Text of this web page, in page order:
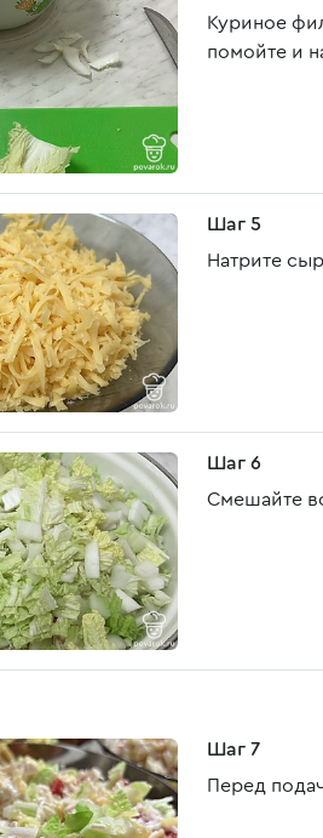
Куриное
помойте и
Шаг 5
Натрите
Шаг 6
Смешайте
Шаг 7
Перед